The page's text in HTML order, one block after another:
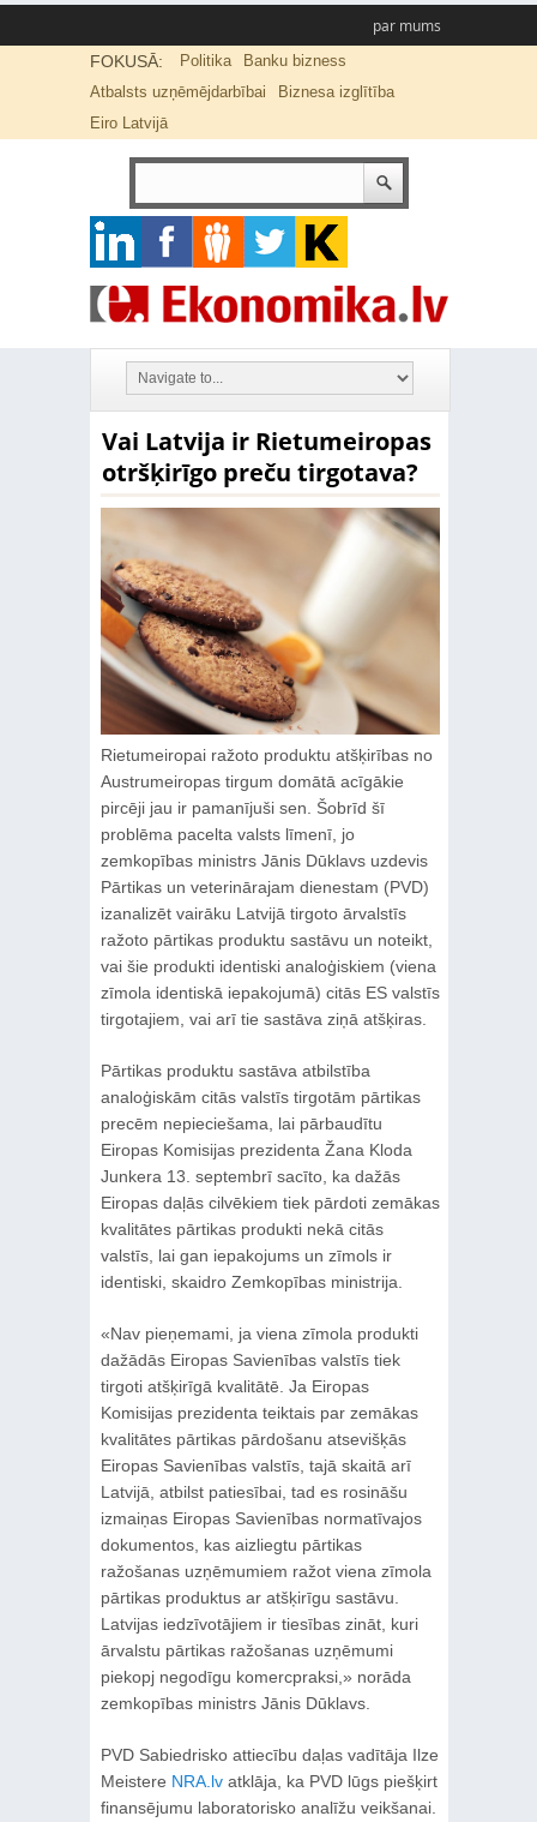
par mums
FOKUSĀ: Politika
Banku bizness
Atbalsts uzņēmējdarbībai
Biznesa izglītība
Eiro Latvijā
Vai Latvija ir Rietumeiropas
otršķirīgo preču tirgotava?
Rietumeiropai ražoto produktu atšķirības no
Austrumeiropas tirgum domātā acīgākie
pircēji jau ir pamanījuši sen. Šobrīd šī
problēma pacelta valsts līmenī, jo
zemkopības ministrs Jānis Dūklavs uzdevis
Pārtikas un veterinārajam dienestam (PVD)
izanalizēt vairāku Latvijā tirgoto ārvalstīs
ražoto pārtikas produktu sastāvu un noteikt,
vai šie produkti identiski analoģiskiem (viena
zīmola identiskā iepakojumā) citās ES valstīs
tirgotajiem, vai arī tie sastāva ziņā atšķiras.
Pārtikas produktu sastāva atbilstība
analoģiskām citās valstīs tirgotām pārtikas
precēm nepieciešama, lai pārbaudītu
Eiropas Komisijas prezidenta Žana Kloda
Junkera 13. septembrī sacīto, ka dažās
Eiropas daļās cilvēkiem tiek pārdoti zemākas
kvalitātes pārtikas produkti nekā citās
valstīs, lai gan iepakojums un zīmols ir
identiski, skaidro Zemkopības ministrija.
«Nav pieņemami, ja viena zīmola produkti
dažādās Eiropas Savienības valstīs tiek
tirgoti atšķirīgā kvalitātē. Ja Eiropas
Komisijas prezidenta teiktais par zemākas
kvalitātes pārtikas pārdošanu atsevišķās
Eiropas Savienības valstīs, tajā skaitā arī
Latvijā, atbilst patiesībai, tad es rosināšu
izmaiņas Eiropas Savienības normatīvajos
dokumentos, kas aizliegtu pārtikas
ražošanas uzņēmumiem ražot viena zīmola
pārtikas produktus ar atšķirīgu sastāvu.
Latvijas iedzīvotājiem ir tiesības zināt, kuri
ārvalstu pārtikas ražošanas uzņēmumi
piekopj negodīgu komercpraksi,» norāda
zemkopības ministrs Jānis Dūklavs.
PVD Sabiedrisko attiecību daļas vadītāja Ilze
Meistere NRA.lvatklāja, ka PVD lūgs piešķirt
finansējumu laboratorisko analīžu veikšanai.